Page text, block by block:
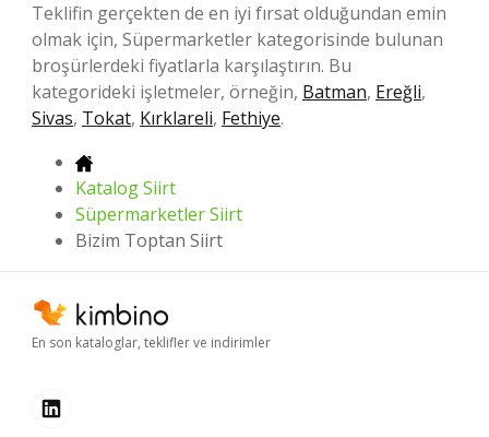
Teklifin gerçekten de en iyi fırsat olduğundan emin
olmak için, Süpermarketler kategorisinde bulunan
broşürlerdeki fiyatlarla karşılaştırın. Bu
kategorideki işletmeler, örneğin, Batman, Ereğli,
Sivas, Tokat, Kırklareli, Fethiye.
Katalog Siirt
Süpermarketler Siirt
Bizim Toptan Siirt
En son kataloglar, teklifler ve indirimler